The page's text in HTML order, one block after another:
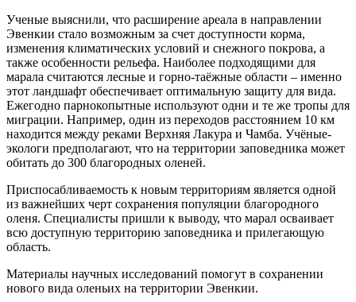
Ученые выяснили, что расширение ареала в направлении
Эвенкии стало возможным за счет доступности корма,
изменения климатических условий и снежного покрова, а
также особенности рельефа. Наиболее подходящими для
марала считаются лесные и горно-таёжные области – именно
этот ландшафт обеспечивает оптимальную защиту для вида.
Ежегодно парнокопытные используют одни и те же тропы для
миграции. Например, один из переходов расстоянием 10 км
находится между реками Верхняя Лакура и Чамба. Учёные-
экологи предполагают, что на территории заповедника может
обитать до 300 благородных оленей.
Приспосабливаемость к новым территориям является одной
из важнейших черт сохранения популяции благородного
оленя. Специалисты пришли к выводу, что марал осваивает
всю доступную территорию заповедника и прилегающую
область.
Материалы научных исследований помогут в сохранении
нового вида оленьих на территории Эвенкии.